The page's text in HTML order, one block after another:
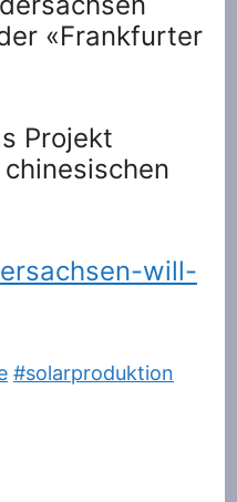
«Frankfurter
Projekt
will-
#solarproduktion